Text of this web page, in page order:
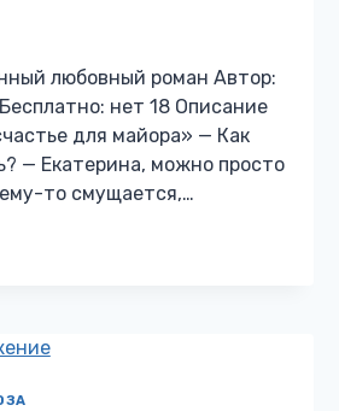
любовный роман Автор:
нет 18 Описание
для майора» — Как
— Екатерина, можно просто
то смущается,…